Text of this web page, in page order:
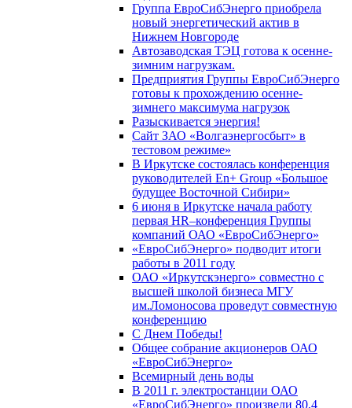
Группа ЕвроСибЭнерго приобрела
новый энергетический актив в
Нижнем Новгороде
Автозаводская ТЭЦ готова к осенне-
зимним нагрузкам.
Предприятия Группы ЕвроСибЭнерго
готовы к прохождению осенне-
зимнего максимума нагрузок
Разыскивается энергия!
Сайт ЗАО «Волгаэнергосбыт» в
тестовом режиме»
В Иркутске состоялась конференция
руководителей En+ Group «Большое
будущее Восточной Сибири»
6 июня в Иркутске начала работу
первая HR–конференция Группы
компаний ОАО «ЕвроСибЭнерго»
«ЕвроСибЭнерго» подводит итоги
работы в 2011 году
ОАО «Иркутскэнерго» совместно с
высшей школой бизнеса МГУ
им.Ломоносова проведут совместную
конференцию
С Днем Победы!
Общее собрание акционеров ОАО
«ЕвроСибЭнерго»
Всемирный день воды
В 2011 г. электростанции ОАО
«ЕвроСибЭнерго» произвели 80,4